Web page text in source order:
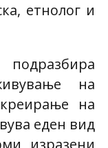
етнолог и
на
на
еден вид
изразени